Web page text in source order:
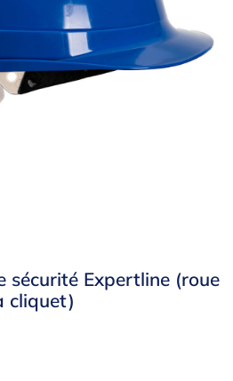
sécurité Expertline (roue
cliquet)